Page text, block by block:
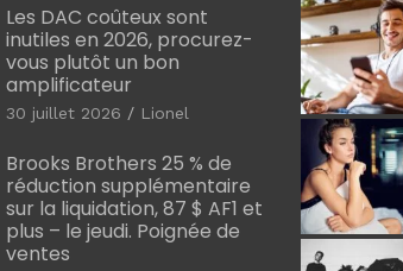
Les DAC coûteux sont
inutiles en 2026, procurez-
vous plutôt un bon
amplificateur
30 juillet 2026 Lionel
Brooks Brothers 25 % de
réduction supplémentaire
sur la liquidation, 87 $ AF1 et
plus – le jeudi. Poignée de
ventes